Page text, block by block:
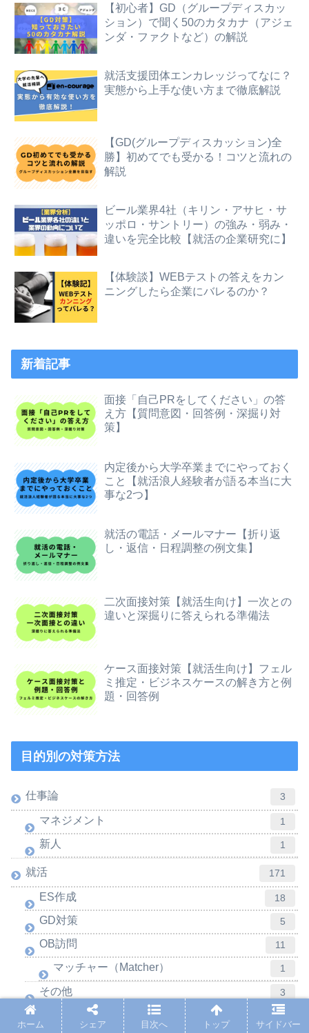
【初心者】GD（グループディスカッ
ション）で聞く50のカタカナ（アジェ
ンダ・ファクトなど）の解説
就活支援団体エンカレッジってなに？
実態から上手な使い方まで徹底解説
【GD(グループディスカッション)全
勝】初めてでも受かる！コツと流れの
解説
ビール業界4社（キリン・アサヒ・サ
ッポロ・サントリー）の強み・弱み・
違いを完全比較【就活の企業研究に】
【体験談】WEBテストの答えをカン
ニングしたら企業にバレるのか？
新着記事
面接「自己PRをしてください」の答
え方【質問意図・回答例・深掘り対
策】
内定後から大学卒業までにやっておく
こと【就活浪人経験者が語る本当に大
事な2つ】
就活の電話・メールマナー【折り返
し・返信・日程調整の例文集】
二次面接対策【就活生向け】一次との
違いと深掘りに答えられる準備法
ケース面接対策【就活生向け】フェル
ミ推定・ビジネスケースの解き方と例
題・回答例
目的別の対策方法
仕事論 3
マネジメント 1
新人 1
就活 171
ES作成 18
GD対策 5
OB訪問 11
マッチャー（Matcher） 1
その他 3
インターン 4
ホーム シェア 目次へ トップ サイドバー